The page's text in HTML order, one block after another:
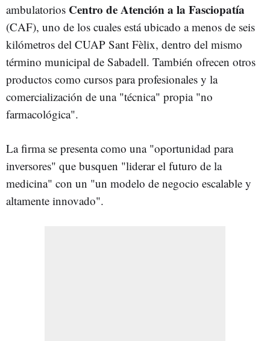
ambulatorios Centro de Atención a la Fasciopatía
(CAF), uno de los cuales está ubicado a menos de seis
kilómetros del CUAP Sant Fèlix, dentro del mismo
término municipal de Sabadell. También ofrecen otros
productos como cursos para profesionales y la
comercialización de una "técnica" propia "no
farmacológica".
La firma se presenta como una "oportunidad para
inversores" que busquen "liderar el futuro de la
medicina" con un "un modelo de negocio escalable y
altamente innovado".